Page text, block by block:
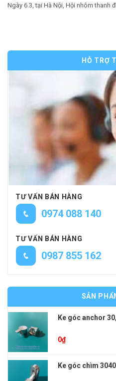
HỖ TRỢ
TƯ VẤN BÁN HÀNG
0974 088 140
TƯ VẤN BÁN HÀNG
0987 855 162
SẢN
Ke góc anchor
0₫
Ke góc chìm 3040
Ngày 6.3, tại Hà Nội, Hội nhôm thanh